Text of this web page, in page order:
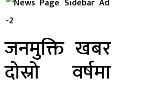
जनमुक्ति खबर
दोस्रो वर्षमा